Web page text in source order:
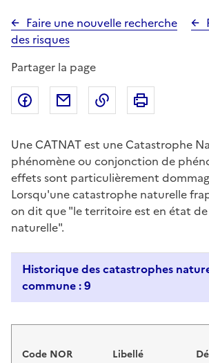
Faire une nouvelle recherche
des risques
Partager la page
Partager sur Facebook
Partager par email
Copier dans le
Une CATNAT est une Catastrophe
phénomène ou conjonction de
effets sont particulièrement
Lorsqu'une catastrophe naturelle
on dit que "le territoire est en état
naturelle".
Historique des catastrophes
commune : 9
Code NOR Libellé